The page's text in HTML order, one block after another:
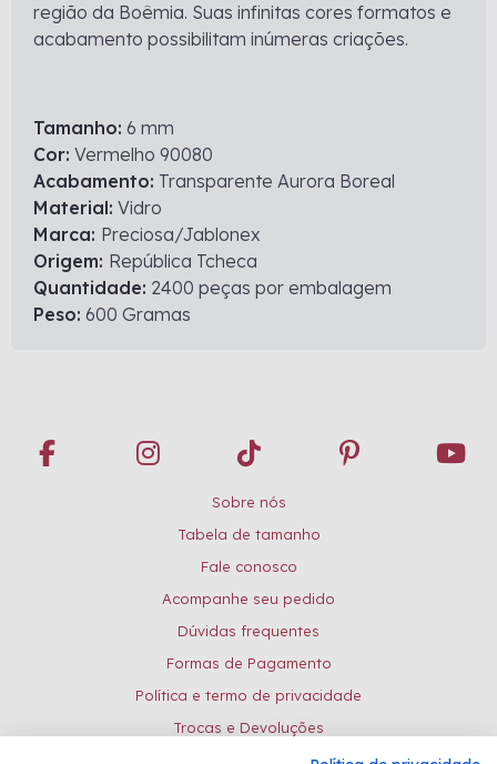
região da Boêmia. Suas infinitas cores formatos e
acabamento possibilitam inúmeras criações.
Tamanho: 6 mm
Cor: Vermelho 90080
Acabamento: Transparente Aurora Boreal
Material: Vidro
Marca: Preciosa/Jablonex
Origem: República Tcheca
Quantidade: 2400 peças por embalagem
Peso: 600 Gramas
Sobre nós
Tabela de tamanho
Fale conosco
Acompanhe seu pedido
Dúvidas frequentes
Formas de Pagamento
Política e termo de privacidade
Trocas e Devoluções